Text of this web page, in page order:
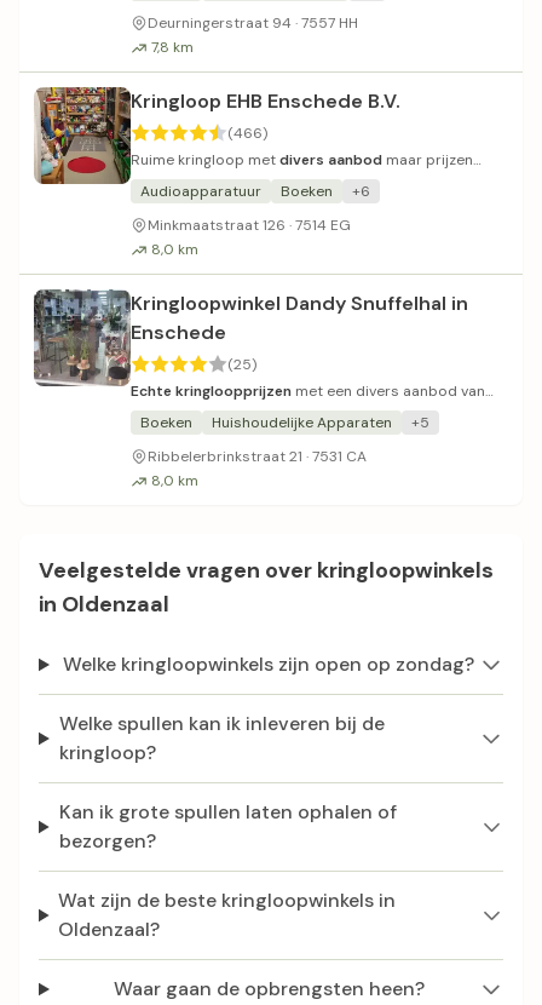
Deurningerstraat 94 · 7557 HH
7,8 km
Kringloop EHB Enschede B.V.
(466)
Ruime kringloop metdivers aanbod maar prijzen
variëren sterk.
Audioapparatuur Boeken
+6
Minkmaatstraat 126 · 7514 EG
8,0 km
Kringloopwinkel Dandy Snuffelhal in
Enschede
(25)
Echte kringloopprijzen met een divers aanbod van
kleding tot meubels en electronica.
Boeken Huishoudelijke Apparaten
+5
Ribbelerbrinkstraat 21 · 7531 CA
8,0 km
Veelgestelde vragen over kringloopwinkels
in Oldenzaal
Welke kringloopwinkels zijn open op zondag?
Welke spullen kan ik inleveren bij de
kringloop?
Kan ik grote spullen laten ophalen of
bezorgen?
Wat zijn de beste kringloopwinkels in
Oldenzaal?
Waar gaan de opbrengsten heen?